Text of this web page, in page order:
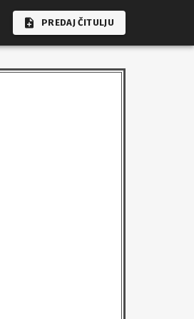
PREDAJ ČITULJU